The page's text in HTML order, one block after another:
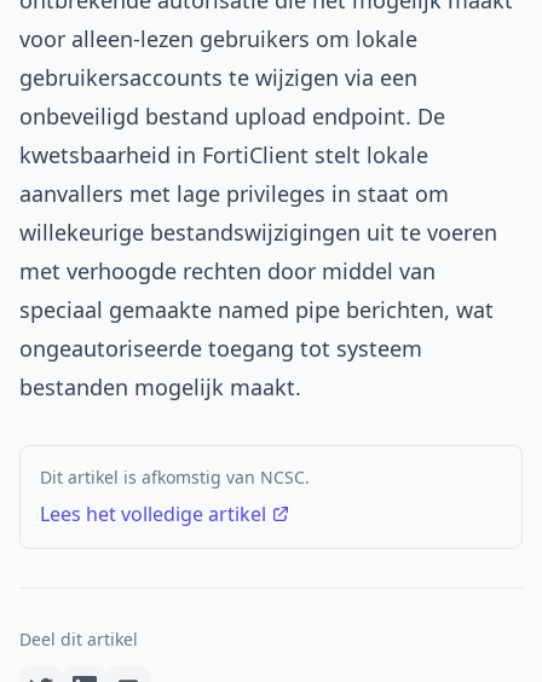
voor alleen-lezen gebruikers om lokale
gebruikersaccounts te wijzigen via een
onbeveiligd bestand upload endpoint. De
kwetsbaarheid in FortiClient stelt lokale
aanvallers met lage privileges in staat om
willekeurige bestandswijzigingen uit te voeren
met verhoogde rechten door middel van
speciaal gemaakte named pipe berichten, wat
ongeautoriseerde toegang tot systeem
bestanden mogelijk maakt.
Dit artikel is afkomstig van NCSC.
Lees het volledige artikel
Deel dit artikel